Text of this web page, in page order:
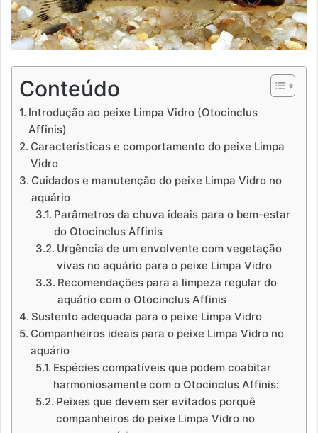
Conteúdo
Introdução ao peixe Limpa Vidro (Otocinclus
Affinis)
Características e comportamento do peixe Limpa
Vidro
Cuidados e manutenção do peixe Limpa Vidro no
aquário
Parâmetros da chuva ideais para o bem-estar
do Otocinclus Affinis
Urgência de um envolvente com vegetação
vivas no aquário para o peixe Limpa Vidro
Recomendações para a limpeza regular do
aquário com o Otocinclus Affinis
Sustento adequada para o peixe Limpa Vidro
Companheiros ideais para o peixe Limpa Vidro no
aquário
Espécies compatíveis que podem coabitar
harmoniosamente com o Otocinclus Affinis:
Peixes que devem ser evitados porquê
companheiros do peixe Limpa Vidro no